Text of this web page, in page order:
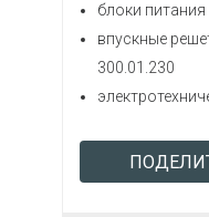
блоки
впускные
300.01.230